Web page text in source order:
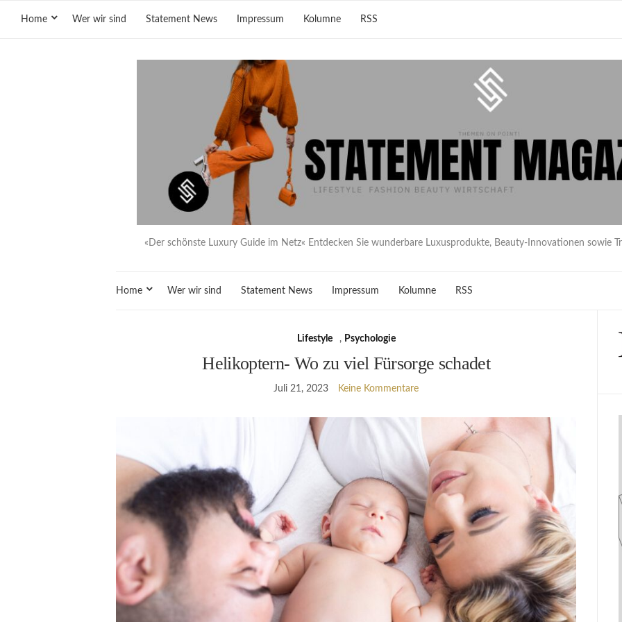
Home Wer wir sind Statement News Impressum Kolumne RSS
«Der schönste Luxury Guide im Netz« Entdecken Sie wunderbare Luxusprodukte, Beauty-Innovationen sowie
Home Wer wir sind Statement News Impressum Kolumne RSS
Lifestyle , Psychologie
Helikoptern- Wo zu viel Fürsorge schadet
Juli 21, 2023 Keine Kommentare